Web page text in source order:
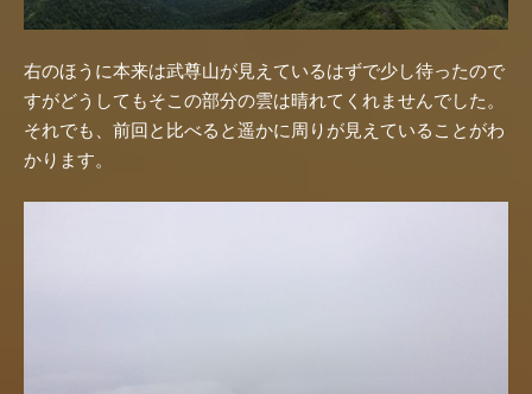
右のほうに本来は武尊山が見えているはずで少し待ったので
すがどうしてもそこの部分の雲は晴れてくれませんでした。
それでも、前回と比べると遥かに周りが見えていることがわ
かります。